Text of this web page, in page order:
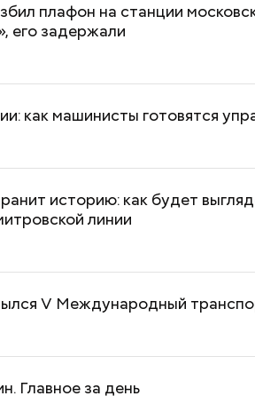
плафон на станции
его задержали
как машинисты готовятся
историю: как будет
линии
V Международный
Главное за день
соло»: что стоит
«на себя»